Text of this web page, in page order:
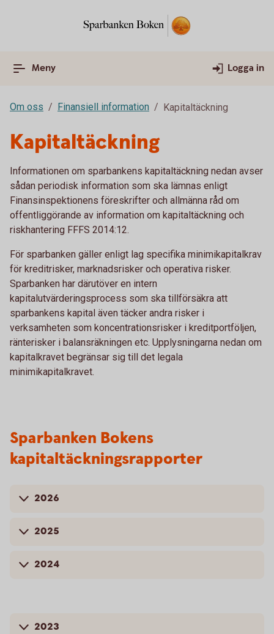
Meny Logga in
Om oss Finansiell information Kapitaltäckning
Kapitaltäckning
Informationen om sparbankens kapitaltäckning nedan avser
sådan periodisk information som ska lämnas enligt
Finansinspektionens föreskrifter och allmänna råd om
offentliggörande av information om kapitaltäckning och
riskhantering FFFS 2014:12.
För sparbanken gäller enligt lag specifika minimikapitalkrav
för kreditrisker, marknadsrisker och operativa risker.
Sparbanken har därutöver en intern
kapitalutvärderingsprocess som ska tillförsäkra att
sparbankens kapital även täcker andra risker i
verksamheten som koncentrationsrisker i kreditportföljen,
ränterisker i balansräkningen etc. Upplysningarna nedan om
kapitalkravet begränsar sig till det legala
minimikapitalkravet.
Sparbanken Bokens
kapitaltäckningsrapporter
2026
2025
2024
2023